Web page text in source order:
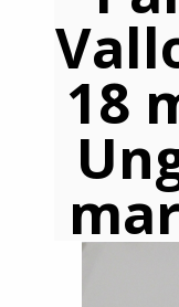
18
En continuant,
votre adresse
aucun cas elle ne